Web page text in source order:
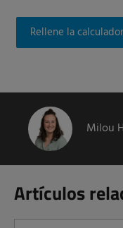
Rellene la
Milou
Artículos